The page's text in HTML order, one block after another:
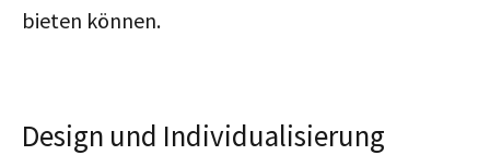
bieten können.
Design und Individualisierung